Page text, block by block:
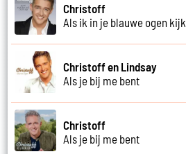
Christoff
Als ik in je blauwe ogen kijk
Christoff en Lindsay
Als je bij me bent
Christoff
Als je bij me bent